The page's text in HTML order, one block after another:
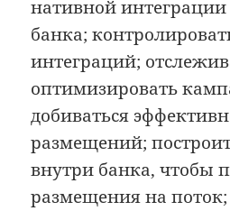
нативной
банка;
интеграций;
оптимизировать
добиваться
размещений;
внутри банка, чтобы
размещения на поток;